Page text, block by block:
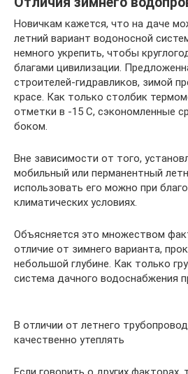
Новичкам кажется, что на даче
летний вариант водоносной
немного укрепить, чтобы
благами цивилизации.
строителей-гидравликов, зимой
красе. Как только столбик
отметки в -15 С, сэкономленные
боком.
Вне зависимости от того,
мобильный или перманентный
использовать его можно при
климатических условиях.
Объясняется это множеством
отличие от зимнего варианта,
небольшой глубине. Как только
система дачного водоснабжения
В отличии от летнего
качественно утеплять